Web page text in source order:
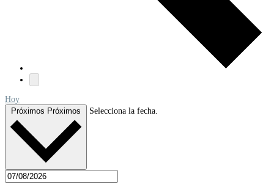
Hoy
Próximos Próximos Selecciona la fecha.